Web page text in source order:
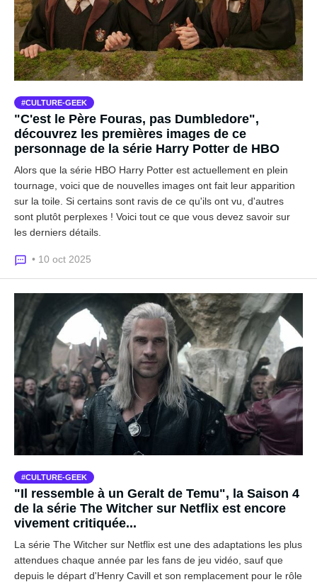
CULTURE-GEEK
"C'est le Père Fouras, pas Dumbledore",
découvrez les premières images de ce
personnage de la série Harry Potter de HBO
Alors que la série HBO Harry Potter est actuellement en plein
tournage, voici que de nouvelles images ont fait leur apparition
sur la toile. Si certains sont ravis de ce qu'ils ont vu, d'autres
sont plutôt perplexes ! Voici tout ce que vous devez savoir sur
les derniers détails.
• 10 oct 2025
CULTURE-GEEK
"Il ressemble à un Geralt de Temu", la Saison 4
de la série The Witcher sur Netflix est encore
vivement critiquée...
La série The Witcher sur Netflix est une des adaptations les plus
attendues chaque année par les fans de jeu vidéo, sauf que
depuis le départ d'Henry Cavill et son remplacement pour le rôle